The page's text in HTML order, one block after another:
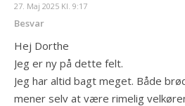
27. Maj 2025 Kl. 9:17
Besvar
Hej Dorthe
Jeg er ny på dette felt.
Jeg har altid bagt meget. Både
mener selv at være rimelig